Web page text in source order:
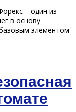
– один из
в основу
элементом